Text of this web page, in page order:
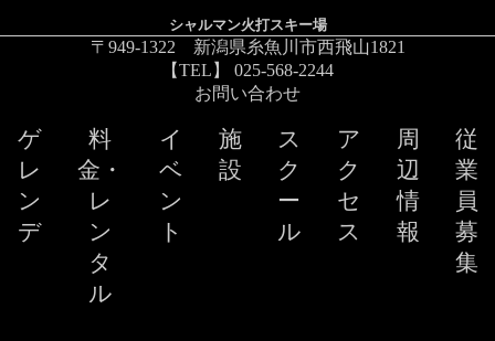
シャルマン火打スキー場
〒949-1322 新潟県糸魚川市西飛山1821
【TEL】 025-568-2244
お問い合わせ
ゲ
レ
ン
デ
料
金・
レ
ン
タ
ル
イ
ベ
ン
ト
施
設
ス
ク
ー
ル
ア
ク
セ
ス
周
辺
情
報
従
業
員
募
集